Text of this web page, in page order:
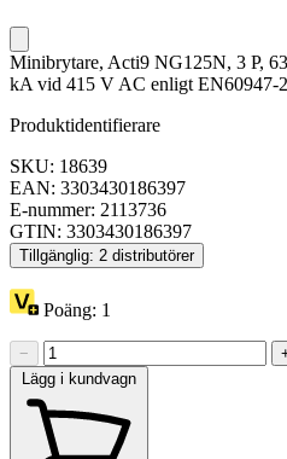
Minibrytare, Acti9 NG125N, 3 P,
kA vid 415 V AC enligt EN60947-
Produktidentifierare
SKU: 18639
EAN: 3303430186397
E-nummer: 2113736
GTIN: 3303430186397
Tillgänglig: 2 distributörer
Poäng: 1
−
Lägg i kundvagn